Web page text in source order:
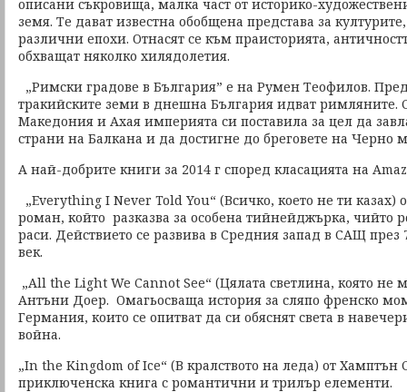
описани съкровища, малка част от историко-
земя. Те дават известна обобщена представа за
различни епохи. Отнасят се към праисторията,
обхващат няколко хилядолетия.
„Римски градове в България” е на Румен Теофилов.
тракийските земи в днешна България идват римляните.
Македония и Ахая империята си поставила за цел да
страни на Балкана и да достигне до бреговете на Черно
А най-добрите книги за 2014 г според класацията на
„Everything I Never Told You“ (Всичко, което не ти казах)
роман, който разказва за особена тийнейджърка, чийто
раси. Действието се развива в Средния запад в САЩ
век.
„All the Light We Cannot See“ (Цялата светлина, която
Антъни Доер. Омагьосваща история за сляпо френско
Германия, които се опитват да си обяснят света в
война.
„In the Kingdom of Ice“ (В кралството на леда) от Хамптън
приключенска книга с романтични и трилър елементи.